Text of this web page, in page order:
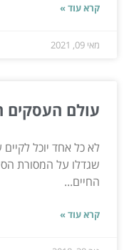
קרא עוד »
מאי 09, 2021
עולם העסקים
לא כל אחד יוכל
שגדלו על המסורת
החיים...
קרא עוד »